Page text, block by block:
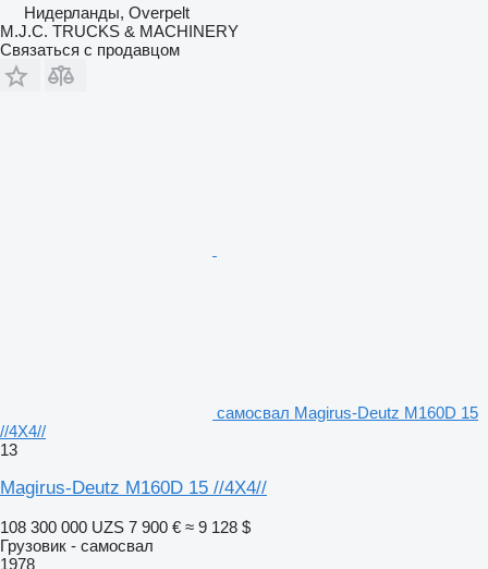
Нидерланды, Overpelt
M.J.C. TRUCKS & MACHINERY
Связаться с продавцом
самосвал Magirus-Deutz M160D 15
//4X4//
13
Magirus-Deutz M160D 15 //4X4//
108 300 000 UZS 7 900 € ≈ 9 128 $
Грузовик - самосвал
1978